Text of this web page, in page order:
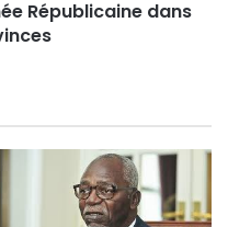
Républicaine dans